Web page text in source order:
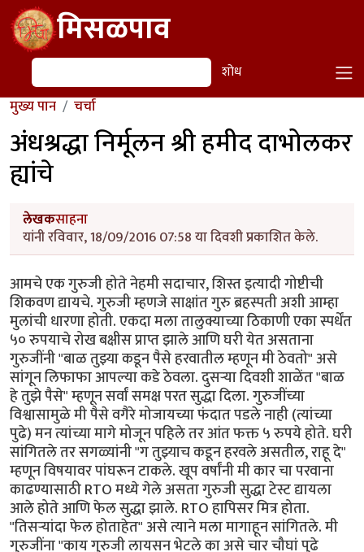
Skip to main contentमिसळपाव
शोध शोध
मुख्य पान चर्चा
अंधश्रद्धा निर्मूलन श्री हमीद दाभोलकर
ह्यांचे
लेखकसाहना
यांनी रविवार, 18/09/2016 07:58 या दिवशी प्रकाशित केले.
आमचे एक गुरुजी होते नेहमी सदाचार, शिस्त इत्यादी गोष्टीची
शिकवण द्यायचे. गुरुजी म्हणजे साक्षांत गुरु ब्रहस्पती अशी आम्हा
मुलांची धारणा होती. एकदा मला तालुक्याच्या ठिकाणी एका स्पर्धेंत
५० रुपयाचे रोख बक्षीस प्राप्त झाले आणि घरी येत असताना
गुरुजींनी "बाळ तुझ्या कडून पैसे हरवातील म्हणून मी ठेवतो" असे
सांगून लिफाफा आपल्या कडे ठेवला. दुसऱ्या दिवशी शाळेंत "बाळ
हे तुझे पैसे" म्हणून सर्वां समक्ष परत सुद्धा दिला. गुरुजींच्या
विश्वासामुळे मी पैसे वगैरे मोजायच्या फंदात पडले नाही (त्यांच्या
पुढे) मन त्यांच्या मागे मोजून पहिले तर आंत फक्त ५ रुपये होते. घरी
सांगितले तर सगळ्यांनी "ग तुझ्याच कडून हरवले असतील, राहू दे"
म्हणून विषयावर पांघरून टाकले. खूप वर्षांनी मी कार चा परवाना
काढण्यासाठी RTO मध्ये गेले असता गुरुजी सुद्धा टेस्ट द्यायला
आले होते आणि फेल सुद्धा झाले. RTO हापिसर मित्र होता.
"तिसऱ्यांदा फेल होताहेत" असे त्याने मला मागाहून सांगितले. मी
गुरुजींना "काय गुरुजी लायसन भेटले का असे चार चौघां पुढे